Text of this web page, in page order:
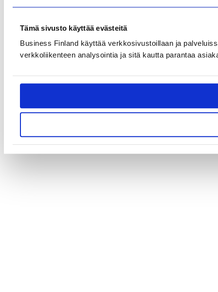
Tämä sivusto käyttää evästeitä
Business Finland käyttää verkkosivustoillaan ja
verkkoliikenteen analysointia ja sitä kautta parantaa